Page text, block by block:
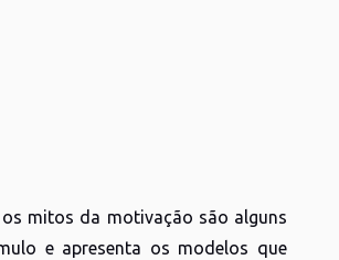
mitos da motivação são alguns
e apresenta os modelos que